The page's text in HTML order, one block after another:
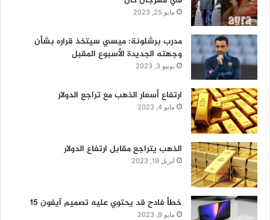
مايو 25, 2023
مدرب برشلونة: ميسي سيتخذ قراره بشأن
وجهته الجديدة الأسبوع المقبل
يونيو 3, 2023
ارتفاع أسعار الذهب مع تراجع الدولار
مايو 4, 2023
الذهب يتراجع مقابل ارتفاع الدولار
أبريل 19, 2023
خطأ فادح قد يحتوي عليه تصميم آيفون 15
مايو 9, 2023